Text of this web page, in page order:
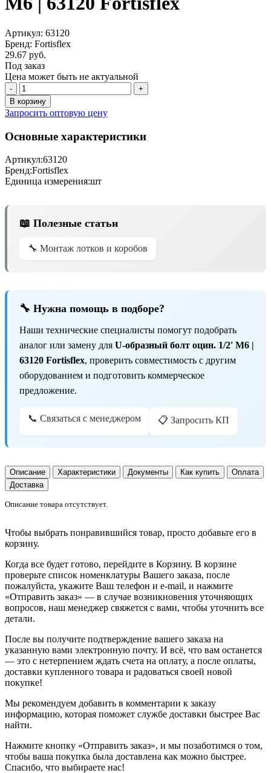
Артикул: 63120
Бренд: Fortisflex
29.67 руб.
Под заказ
Цена может быть не актуальной
-
+
В корзину
Запросить оптовую цену
Основные характеристики
Артикул:63120
Бренд:Fortisflex
Единица измерения:шт
📖 Полезные статьи
🔧 Монтаж лотков и коробов
🔧 Нужна помощь в подборе?
Наши технические специалисты помогут подобрать
аналог или замену для U-образный болт оцин. 1/2' М6 |
63120 Fortisflex, проверить совместимость с другим
оборудованием и подготовить коммерческое
предложение.
📞 Связаться с менеджером 📋 Запросить КП
Описание Характеристики Документы Как купить
Оплата
Доставка
Описание товара отсутствует.
Чтобы выбрать понравившийся товар, просто добавьте его в
корзину.
Когда все будет готово, перейдите в Корзину. В корзине
проверьте список номенклатуры Вашего заказа, после
пожалуйста, укажите Ваш телефон и e-mail, и нажмите
«Отправить заказ» — в случае возникновения уточняющих
вопросов, наш менеджер свяжется с вами, чтобы уточнить все
детали.
После вы получите подтверждение вашего заказа на
указанную вами электронную почту. И всё, что вам останется
— это с нетерпением ждать счета на оплату, а после оплаты,
доставки купленного товара и радоваться своей новой
покупке!
Мы рекомендуем добавить в комментарии к заказу
информацию, которая поможет службе доставки быстрее Вас
найти.
Нажмите кнопку «Отправить заказ», и мы позаботимся о том,
чтобы ваша покупка была доставлена как можно быстрее.
Спасибо, что выбираете нас!